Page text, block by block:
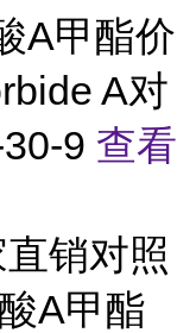
A甲酯价
A对
9 查看
销对照
A甲酯